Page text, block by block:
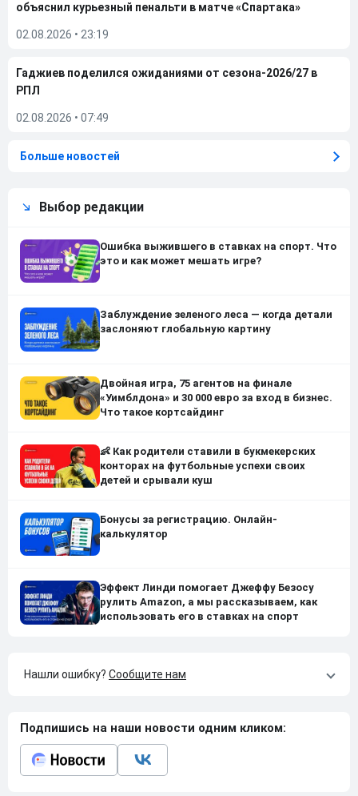
объяснил курьезный пенальти в матче «Спартака»
02.08.2026 • 23:19
Гаджиев поделился ожиданиями от сезона-2026/27 в
РПЛ
02.08.2026 • 07:49
Больше новостей
Выбор редакции
Ошибка выжившего в ставках на спорт. Что
это и как может мешать игре?
Заблуждение зеленого леса — когда детали
заслоняют глобальную картину
Двойная игра, 75 агентов на финале
«Уимблдона» и 30 000 евро за вход в бизнес.
Что такое кортсайдинг
👶 Как родители ставили в букмекерских
конторах на футбольные успехи своих
детей и срывали куш
Бонусы за регистрацию. Онлайн-
калькулятор
Эффект Линди помогает Джеффу Безосу
рулить Amazon, а мы рассказываем, как
использовать его в ставках на спорт
Нашли ошибку? Сообщите нам
Подпишись на наши новости одним кликом: